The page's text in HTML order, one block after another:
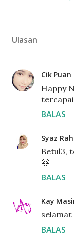
Ulasan
Cik Puan
Happy
tercapai
BALAS
Syaz
Betul3,
🤗
BALAS
Kay
selamat
BALAS